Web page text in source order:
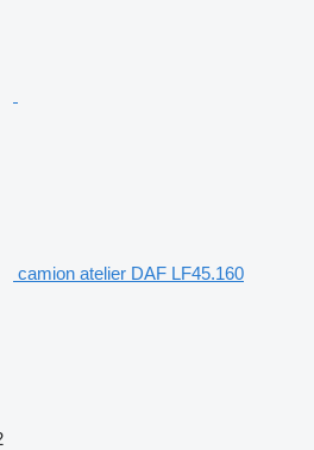
camion atelier DAF LF45.160